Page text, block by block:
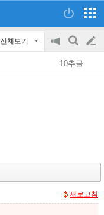
전체보기
공
지
on/off
검
색
글
쓰
10추글
새로고침